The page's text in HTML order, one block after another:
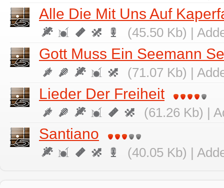
Alle Die Mit Uns Auf
(45.50 Kb) |
Gott Muss Ein Seemann
(71.07 Kb) |
Lieder Der Freiheit
(61.26 Kb) |
Santiano
(40.05 Kb) |